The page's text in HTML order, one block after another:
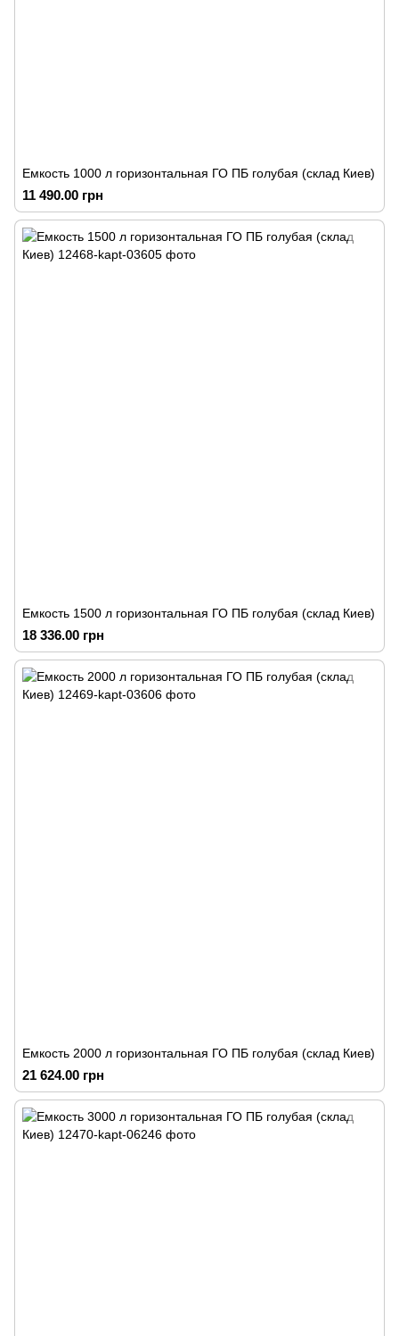
Емкость 1000 л горизонтальная ГО ПБ голубая (склад Киев)
11 490.00 грн
Емкость 1500 л горизонтальная ГО ПБ голубая (склад Киев)
18 336.00 грн
Емкость 2000 л горизонтальная ГО ПБ голубая (склад Киев)
21 624.00 грн